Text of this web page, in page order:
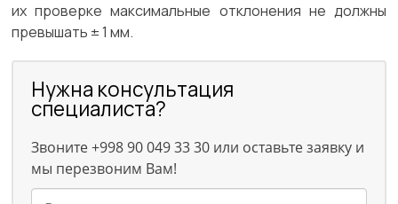
их проверке максимальные отклонения не должны
превышать ± 1 мм.
Нужна консультация
специалиста?
Звоните +998 90 049 33 30 или оставьте заявку и
мы перезвоним Вам!